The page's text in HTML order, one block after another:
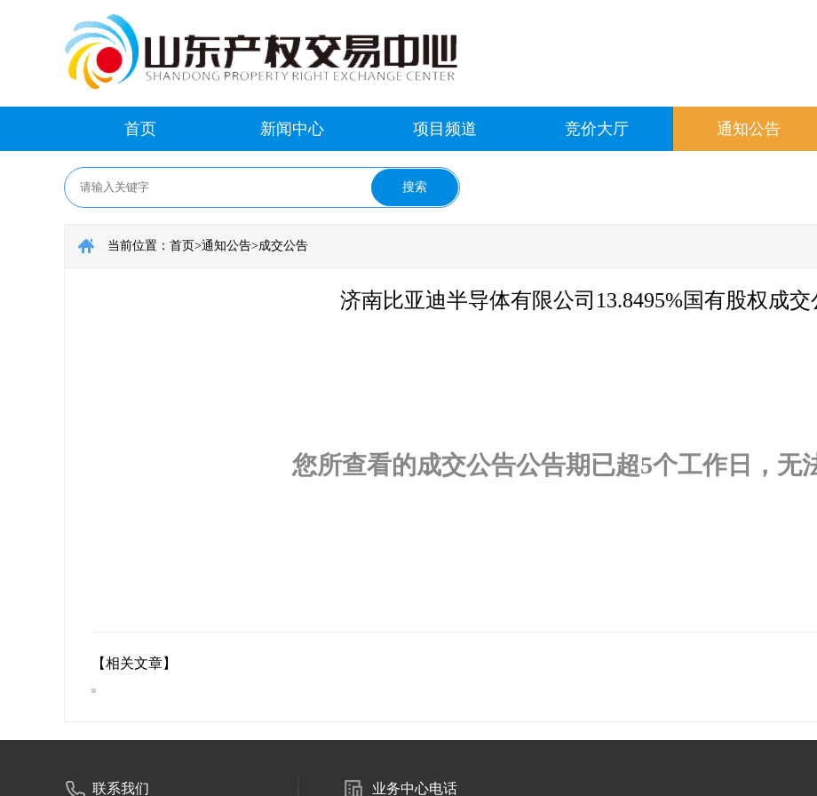
首页 新闻中心 项目频道 竞价大厅 通知公告
当前位置： 首页>通知公告>成交公告
济南比亚迪半导体有限公司13.8495%国有股权成交
您所查看的成交公告公告期已超5个工作日，无
【相关文章】
联系我们 业务中心电话